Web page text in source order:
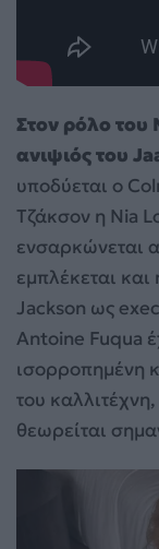
Στον ρόλο του
ανιψιός του
υποδύεται ο
Τζάκσον η Nia
ενσαρκώνεται
εμπλέκεται
Jackson ως
Antoine Fuqua
ισορροπημένη
του
θεωρείται